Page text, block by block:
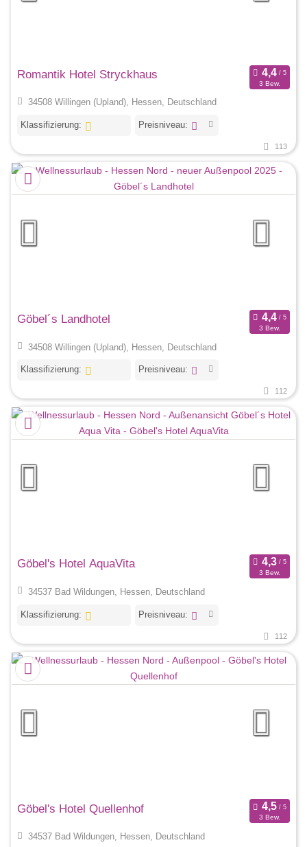
Romantik Hotel Stryckhaus
3 Bew.
34508 Willingen (Upland), Hessen, Deutschland
Klassifizierung: Preisniveau:
113
Göbel´s Landhotel
3 Bew.
34508 Willingen (Upland), Hessen, Deutschland
Klassifizierung: Preisniveau:
112
Göbel's Hotel AquaVita
3 Bew.
34537 Bad Wildungen, Hessen, Deutschland
Klassifizierung: Preisniveau:
112
Göbel's Hotel Quellenhof
3 Bew.
34537 Bad Wildungen, Hessen, Deutschland